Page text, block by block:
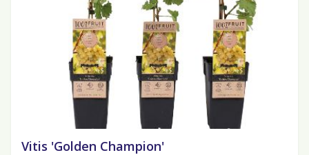
Vitis 'Golden Champion'